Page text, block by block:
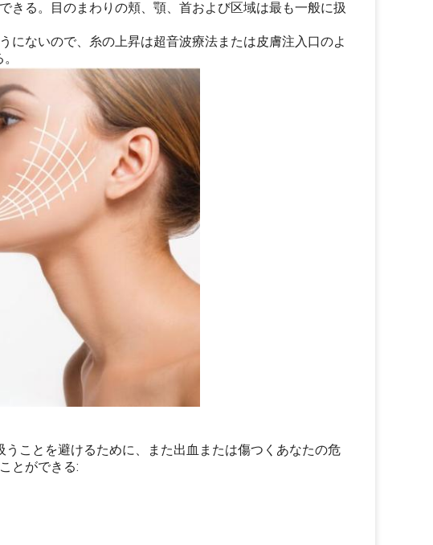
きる。目のまわりの頬、顎、首および区域は最も一般に扱
にないので、糸の上昇は超音波療法または皮膚注入口のよ
ことを避けるために、また出血または傷つくあなたの危
とができる: